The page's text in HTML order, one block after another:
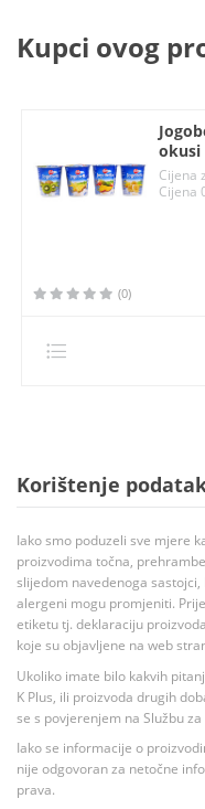
Kupci ovog
okusi
Cijena
Cijena
(0)
Korištenje
Iako smo poduzeli sve mjere
proizvodima točna,
slijedom navedenoga
alergeni mogu promjeniti.
etiketu tj. deklaraciju
koje su objavljene na web
Ukoliko imate bilo kakvih
K Plus, ili proizvoda drugih
se s povjerenjem na Službu za
Iako se informacije o
nije odgovoran za netočne
prava.